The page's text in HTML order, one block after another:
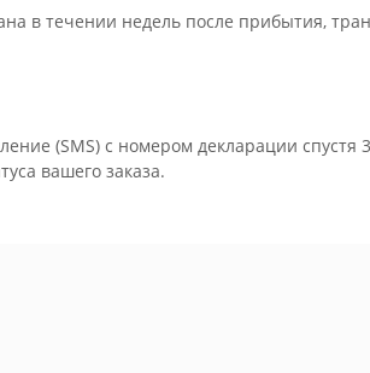
в течении недель после прибытия,
(SMS) с номером декларации
вашего заказа.